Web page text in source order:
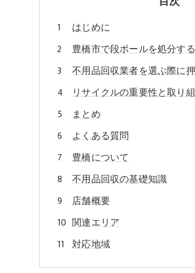
はじめに
豊橋市で段ボールを処分す
不用品回収業者を選ぶ際に
リサイクルの重要性と取り
まとめ
よくある質問
豊橋について
不用品回収の基礎知識
店舗概要
関連エリア
対応地域